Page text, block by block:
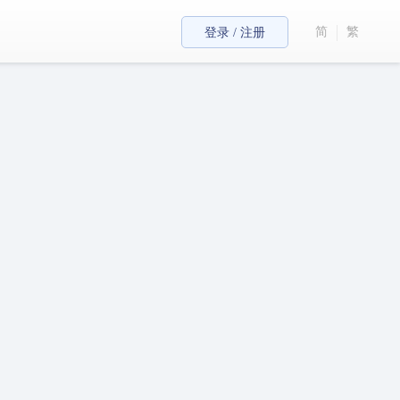
登录 / 注册 简 繁